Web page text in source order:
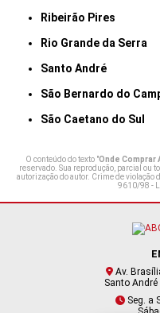
Ribeirão Pires
Rio Grande da Serra
Santo André
São Bernardo do
São Caetano do Sul
O conteúdo do texto "Onde Comprar
reservado. Sua reprodução, parcial ou
autorização do autor. Crime de violação
9610/98 -
Av.
Santo André
Seg. a